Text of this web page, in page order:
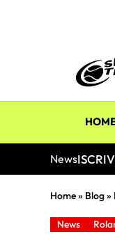
News
Home» Blog»
News